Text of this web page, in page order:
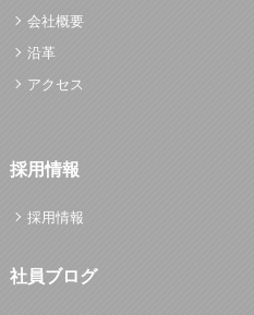
会社概要
沿革
アクセス
採用情報
採用情報
社員ブログ